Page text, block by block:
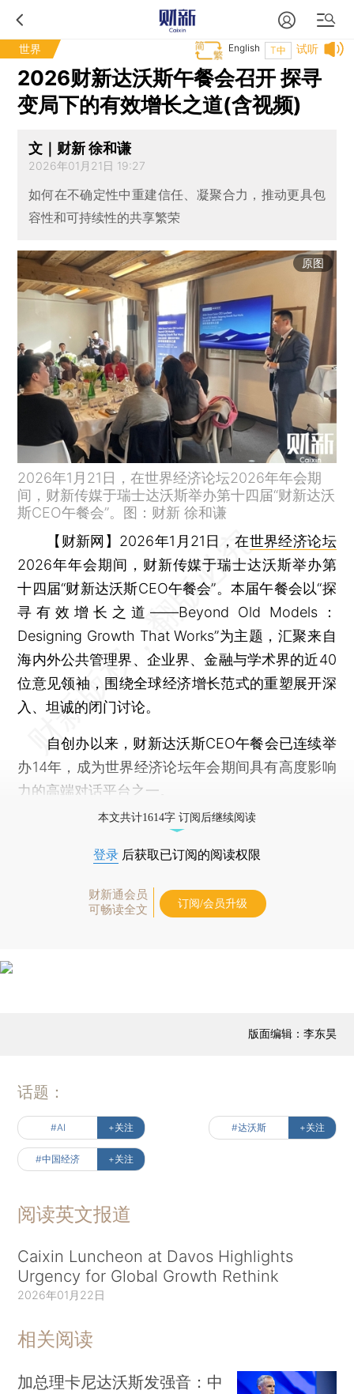
世界 试听
T中
English
2026财新达沃斯午餐会召开 探寻
变局下的有效增长之道(含视频)
文｜财新 徐和谦
2026年01月21日 19:27
如何在不确定性中重建信任、凝聚合力，推动更具包
容性和可持续性的共享繁荣
原图
2026年1月21日，在世界经济论坛2026年年会期
间，财新传媒于瑞士达沃斯举办第十四届“财新达沃
斯CEO午餐会”。图：财新 徐和谦
【财新网】 2026年1月21日，在世界经济论坛
2026年年会期间，财新传媒于瑞士达沃斯举办第
十四届“财新达沃斯CEO午餐会”。本届午餐会以“探
寻有效增长之道——Beyond Old Models：
Designing Growth That Works”为主题，汇聚来自
海内外公共管理界、企业界、金融与学术界的近40
位意见领袖，围绕全球经济增长范式的重塑展开深
入、坦诚的闭门讨论。
自创办以来，财新达沃斯CEO午餐会已连续举
办14年，成为世界经济论坛年会期间具有高度影响
力的高端对话平台之一。
本文共计1614字 订阅后继续阅读
登录 后获取已订阅的阅读权限
财新通会员
可畅读全文
订阅/会员升级
版面编辑：李东昊
话题：
#AI +关注 #达沃斯 +关注
#中国经济 +关注
阅读英文报道
Caixin Luncheon at Davos Highlights
Urgency for Global Growth Rethink
2026年01月22日
相关阅读
加总理卡尼达沃斯发强音：中